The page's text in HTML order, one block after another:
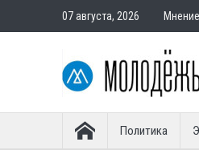
07 августа, 2026 Мнение
Политика